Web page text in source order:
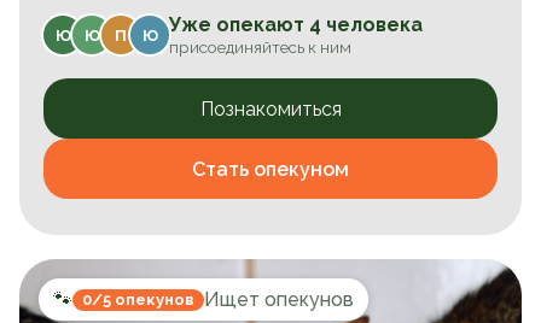
Ю Ю П Ю Уже опекают 4 человека
присоединяйтесь к ним
Познакомиться
Стать опекуном
🐾 0/5 опекунов Ищет опекунов